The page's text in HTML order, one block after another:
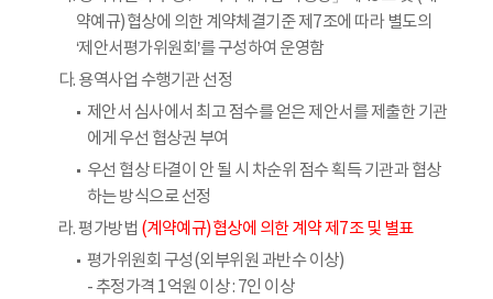
약예규)협상에 의한 계약체결기준 제7조에 따라 별도의
‘제안서평가위원회’를 구성하여 운영함
다. 용역사업 수행기관 선정
제안서 심사에서 최고 점수를 얻은 제안서를 제출한 기관
에게 우선 협상권 부여
우선 협상 타결이 안 될 시 차순위 점수 획득 기관과 협상
하는 방식으로 선정
라. 평가방법 (계약예규)협상에 의한 계약 제7조 및 별표
평가위원회 구성(외부위원 과반수 이상)
- 추정가격 1억원 이상 : 7인 이상